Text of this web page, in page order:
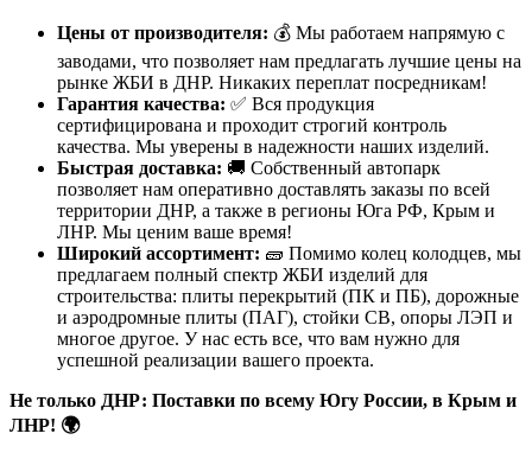
Цены от производителя: 💰 Мы работаем напрямую с
заводами, что позволяет нам предлагать лучшие цены на
рынке ЖБИ в ДНР. Никаких переплат посредникам!
Гарантия качества: ✅ Вся продукция
сертифицирована и проходит строгий контроль
качества. Мы уверены в надежности наших изделий.
Быстрая доставка: 🚚 Собственный автопарк
позволяет нам оперативно доставлять заказы по всей
территории ДНР, а также в регионы Юга РФ, Крым и
ЛНР. Мы ценим ваше время!
Широкий ассортимент: 🧱 Помимо колец колодцев, мы
предлагаем полный спектр ЖБИ изделий для
строительства: плиты перекрытий (ПК и ПБ), дорожные
и аэродромные плиты (ПАГ), стойки СВ, опоры ЛЭП и
многое другое. У нас есть все, что вам нужно для
успешной реализации вашего проекта.
Не только ДНР: Поставки по всему Югу России, в Крым и
ЛНР! 🌍